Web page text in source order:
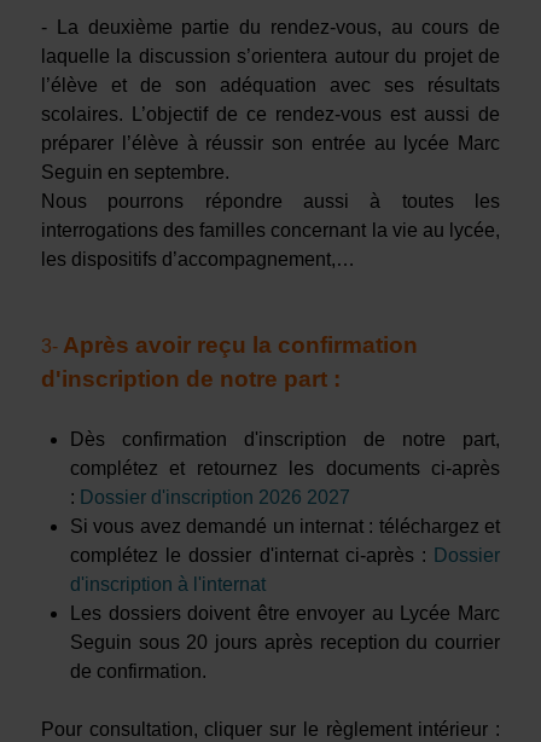
- La deuxième partie du rendez-vous, au cours de
laquelle la discussion s’orientera autour du projet de
l’élève et de son adéquation avec ses résultats
scolaires. L’objectif de ce rendez-vous est aussi de
préparer l’élève à réussir son entrée au lycée Marc
Seguin en septembre.
Nous pourrons répondre aussi à toutes les
interrogations des familles concernant la vie au lycée,
les dispositifs d’accompagnement,…
3- Après avoir reçu la confirmation
d'inscription de notre part :
Dès confirmation d'inscription de notre part,
complétez et retournez les documents ci-après
: Dossier d'inscription 2026 2027
Si vous avez demandé un internat : téléchargez et
complétez le dossier d'internat ci-après : Dossier
d'inscription à l'internat
Les dossiers doivent être envoyer au Lycée Marc
Seguin sous 20 jours après reception du courrier
de confirmation.
Pour consultation, cliquer sur le règlement intérieur :